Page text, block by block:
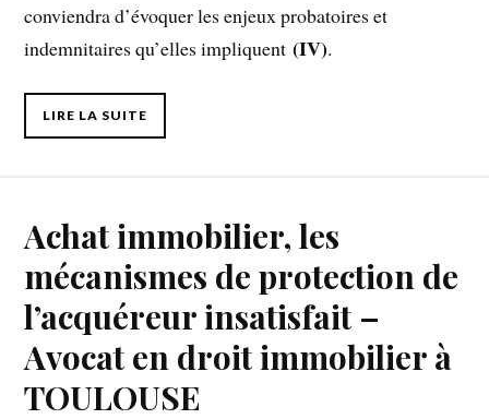
conviendra d’évoquer les enjeux probatoires et
indemnitaires qu’elles impliquent(IV).
LIRE LA SUITE
Achat immobilier, les
mécanismes de protection de
l’acquéreur insatisfait –
Avocat en droit immobilier à
TOULOUSE